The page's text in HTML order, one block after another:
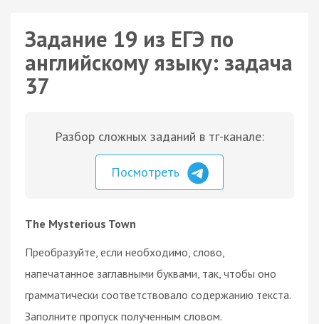
Задание 19 из ЕГЭ по
английскому языку: задача
37
Разбор сложных заданий в тг-канале:
Посмотреть
The Mysterious Town
Преобразуйте, если необходимо, слово,
напечатанное заглавными буквами, так, чтобы оно
грамматически соответствовало содержанию текста.
Заполните пропуск полученным словом.